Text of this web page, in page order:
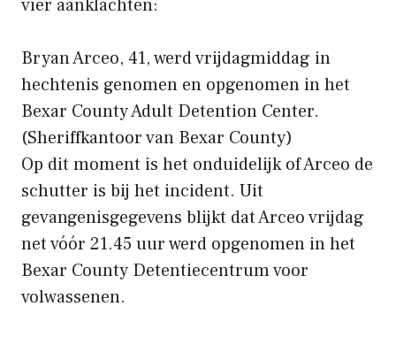
vier aanklachten:
Bryan Arceo, 41, werd vrijdagmiddag in
hechtenis genomen en opgenomen in het
Bexar County Adult Detention Center.
(Sheriffkantoor van Bexar County)
Op dit moment is het onduidelijk of Arceo de
schutter is bij het incident. Uit
gevangenisgegevens blijkt dat Arceo vrijdag
net vóór 21.45 uur werd opgenomen in het
Bexar County Detentiecentrum voor
volwassenen.